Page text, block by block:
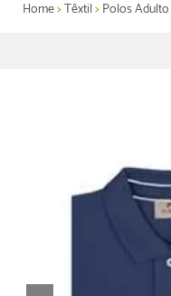
Home>Têxtil>Polos Adulto